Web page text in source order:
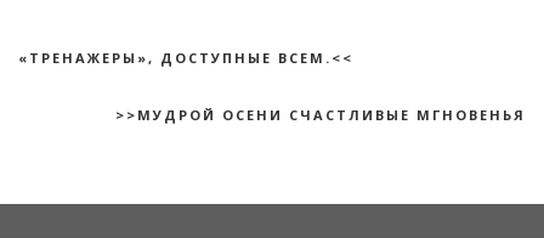
«ТРЕНАЖЕРЫ», ДОСТУПНЫЕ ВСЕМ.<<
>>МУДРОЙ ОСЕНИ СЧАСТЛИВЫЕ МГНОВЕНЬЯ